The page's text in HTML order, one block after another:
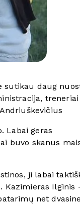
sutikau daug
Labai geras
buvo skanus
ji labai
Kazimieras Ilginis
net dvasine